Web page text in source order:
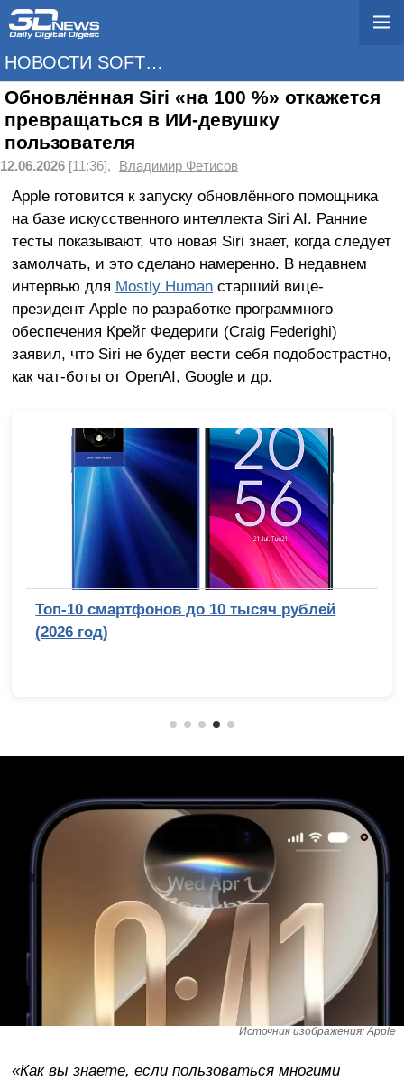
НОВОСТИ SOFTWARE
Обновлённая Siri «на 100 %» откажется
превращаться в ИИ-девушку
пользователя
12.06.2026 [11:36], Владимир Фетисов
Apple готовится к запуску обновлённого помощника
на базе искусственного интеллекта Siri AI. Ранние
тесты показывают, что новая Siri знает, когда следует
замолчать, и это сделано намеренно. В недавнем
интервью для Mostly Humanстарший вице-
президент Apple по разработке программного
обеспечения Крейг Федериги (Craig Federighi)
заявил, что Siri не будет вести себя подобострастно,
как чат-боты от OpenAI, Google и др.
Топ-10 смартфонов до 10 тысяч рублей
(2026 год)
Источник изображения: Apple
«Как вы знаете, если пользоваться многими